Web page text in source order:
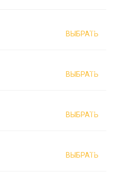
ВЫБРАТЬ
ВЫБРАТЬ
ВЫБРАТЬ
ВЫБРАТЬ